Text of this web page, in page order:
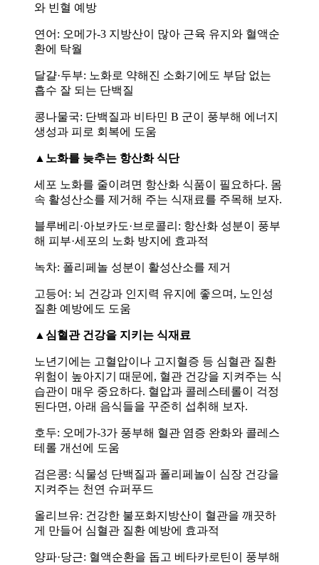
와 빈혈 예방
연어: 오메가-3 지방산이 많아 근육 유지와 혈액순
환에 탁월
달걀·두부: 노화로 약해진 소화기에도 부담 없는
흡수 잘 되는 단백질
콩나물국: 단백질과 비타민 B 군이 풍부해 에너지
생성과 피로 회복에 도움
▲노화를 늦추는 항산화 식단
세포 노화를 줄이려면 항산화 식품이 필요하다. 몸
속 활성산소를 제거해 주는 식재료를 주목해 보자.
블루베리·아보카도·브로콜리: 항산화 성분이 풍부
해 피부·세포의 노화 방지에 효과적
녹차: 폴리페놀 성분이 활성산소를 제거
고등어: 뇌 건강과 인지력 유지에 좋으며, 노인성
질환 예방에도 도움
▲심혈관 건강을 지키는 식재료
노년기에는 고혈압이나 고지혈증 등 심혈관 질환
위험이 높아지기 때문에, 혈관 건강을 지켜주는 식
습관이 매우 중요하다. 혈압과 콜레스테롤이 걱정
된다면, 아래 음식들을 꾸준히 섭취해 보자.
호두: 오메가-3가 풍부해 혈관 염증 완화와 콜레스
테롤 개선에 도움
검은콩: 식물성 단백질과 폴리페놀이 심장 건강을
지켜주는 천연 슈퍼푸드
올리브유: 건강한 불포화지방산이 혈관을 깨끗하
게 만들어 심혈관 질환 예방에 효과적
양파·당근: 혈액순환을 돕고 베타카로틴이 풍부해